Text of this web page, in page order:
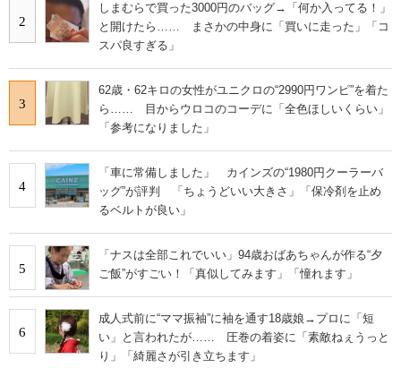
2
しまむらで買った3000円のバッグ→「何か入ってる！」
と開けたら…… まさかの中身に「買いに走った」「コ
スパ良すぎる」
3
62歳・62キロの女性がユニクロの“2990円ワンピ”を着た
ら…… 目からウロコのコーデに「全色ほしいくらい」
「参考になりました」
4
「車に常備しました」 カインズの“1980円クーラーバ
ッグ”が評判 「ちょうどいい大きさ」「保冷剤を止め
るベルトが良い」
5
「ナスは全部これでいい」94歳おばあちゃんが作る“夕
ご飯”がすごい！「真似してみます」「憧れます」
6
成人式前に“ママ振袖”に袖を通す18歳娘→プロに「短
い」と言われたが…… 圧巻の着姿に「素敵ねぇうっと
り」「綺麗さが引き立ちます」